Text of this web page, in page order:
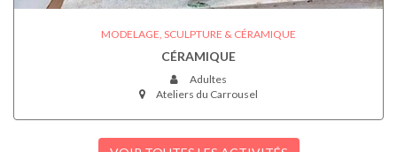
MODELAGE, SCULPTURE & CÉRAMIQUE
CÉRAMIQUE
Adultes
Ateliers du Carrousel